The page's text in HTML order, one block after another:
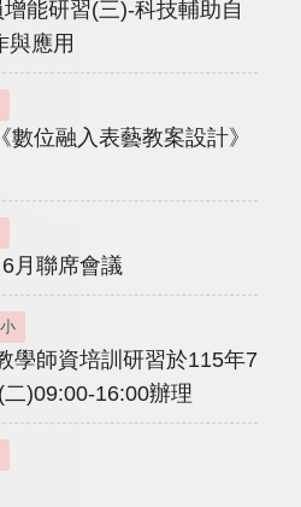
能研習(三)-科技輔助自
與應用
位融入表藝教案設計》
月聯席會議
學師資培訓研習於115年7
)09:00-16:00辦理